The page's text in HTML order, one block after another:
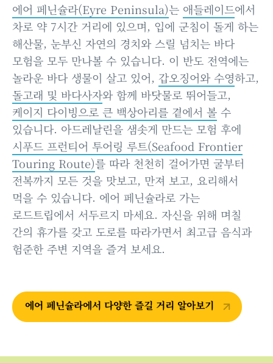
에어 페닌슐라(Eyre Peninsula)는 애들레이드에서
차로 약 7시간 거리에 있으며, 입에 군침이 돌게 하는
해산물, 눈부신 자연의 경치와 스릴 넘치는 바다
모험을 모두 만나볼 수 있습니다. 이 반도 전역에는
놀라운 바다 생물이 살고 있어, 갑오징어와 수영하고,
돌고래 및 바다사자와 함께 바닷물로 뛰어들고,
케이지 다이빙으로 큰 백상아리를 곁에서 볼 수
있습니다. 아드레날린을 샘솟게 만드는 모험 후에
시푸드 프런티어 투어링 루트(Seafood Frontier
Touring Route)를 따라 천천히 걸어가면 굴부터
전복까지 모든 것을 맛보고, 만져 보고, 요리해서
먹을 수 있습니다. 에어 페닌슐라로 가는
로드트립에서 서두르지 마세요. 자신을 위해 며칠
간의 휴가를 갖고 도로를 따라가면서 최고급 음식과
험준한 주변 지역을 즐겨 보세요.
에어 페닌슐라에서 다양한 즐길 거리 알아보기